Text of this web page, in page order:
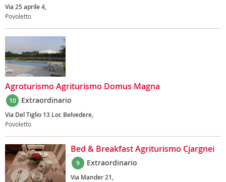
Via 25 aprile 4,
Povoletto
Agroturismo Agriturismo Domus Magna
10 Extraordinario
Via Del Tiglio 13 Loc Belvedere,
Povoletto
Bed & Breakfast Agriturismo Cjargnei
9 Extraordinario
Via Mander 21,